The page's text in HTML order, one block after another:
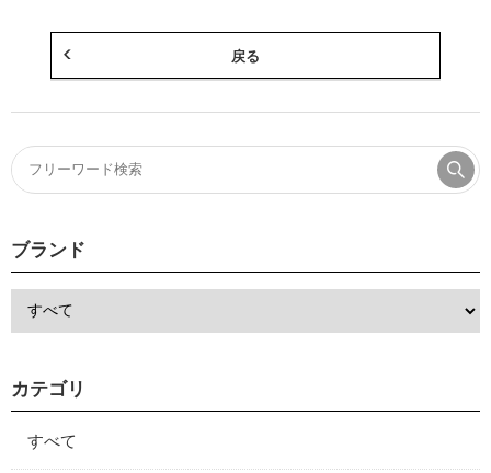
戻る
ブランド
カテゴリ
すべて